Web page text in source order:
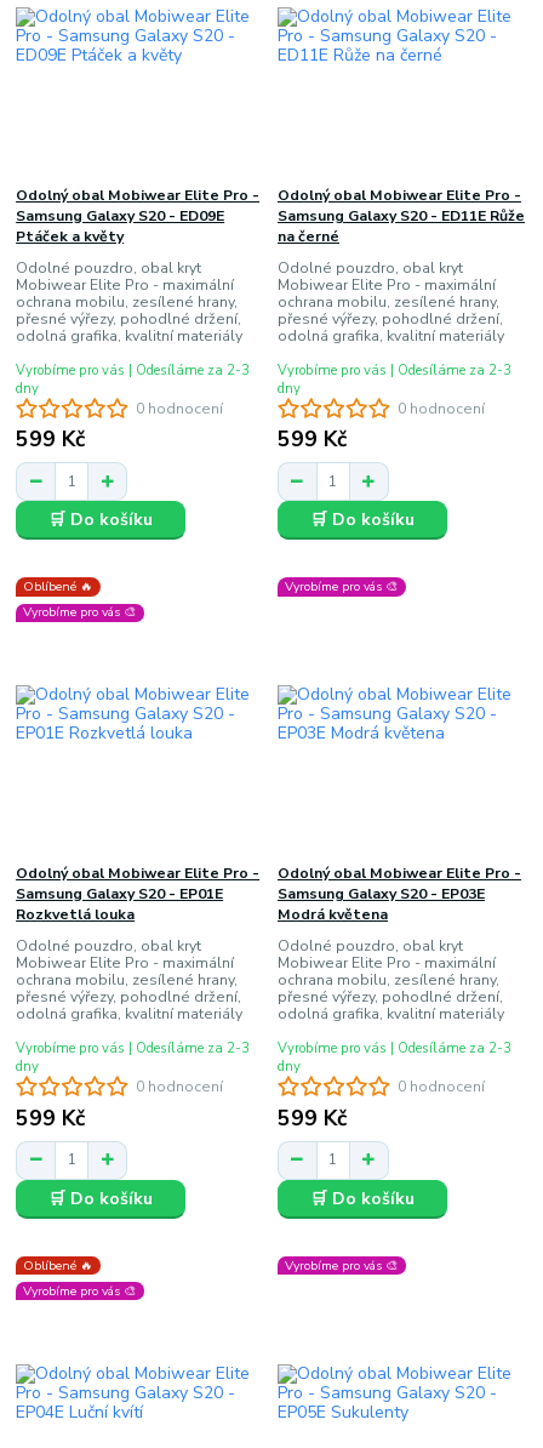
0 hodnocení
Odolný obal Mobiwear Elite Pro -
Samsung Galaxy S20 - ED09E
Ptáček a květy
Odolné pouzdro, obal kryt
Mobiwear Elite Pro - maximální
ochrana mobilu, zesílené hrany,
přesné výřezy, pohodlné držení,
odolná grafika, kvalitní materiály
599 Kč
Vyrobíme pro vás | Odesíláme za 2-3
dny
🛒 Do košíku
0 hodnocení
Odolný obal Mobiwear Elite Pro -
Samsung Galaxy S20 - ED11E Růže
na černé
Odolné pouzdro, obal kryt
Mobiwear Elite Pro - maximální
ochrana mobilu, zesílené hrany,
přesné výřezy, pohodlné držení,
odolná grafika, kvalitní materiály
599 Kč
Vyrobíme pro vás | Odesíláme za 2-3
dny
🛒 Do košíku
Oblíbené 🔥
Vyrobíme pro vás 🎨
0 hodnocení
Odolný obal Mobiwear Elite Pro -
Samsung Galaxy S20 - EP01E
Rozkvetlá louka
Odolné pouzdro, obal kryt
Mobiwear Elite Pro - maximální
ochrana mobilu, zesílené hrany,
přesné výřezy, pohodlné držení,
odolná grafika, kvalitní materiály
599 Kč
Vyrobíme pro vás | Odesíláme za 2-3
dny
🛒 Do košíku
Vyrobíme pro vás 🎨
0 hodnocení
Odolný obal Mobiwear Elite Pro -
Samsung Galaxy S20 - EP03E
Modrá květena
Odolné pouzdro, obal kryt
Mobiwear Elite Pro - maximální
ochrana mobilu, zesílené hrany,
přesné výřezy, pohodlné držení,
odolná grafika, kvalitní materiály
599 Kč
Vyrobíme pro vás | Odesíláme za 2-3
dny
🛒 Do košíku
Oblíbené 🔥
Vyrobíme pro vás 🎨
Vyrobíme pro vás 🎨